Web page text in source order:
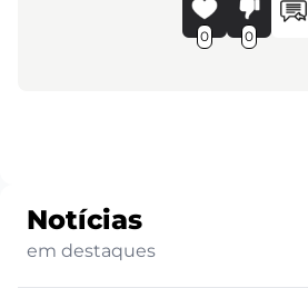
0 0
Notícias
em destaques